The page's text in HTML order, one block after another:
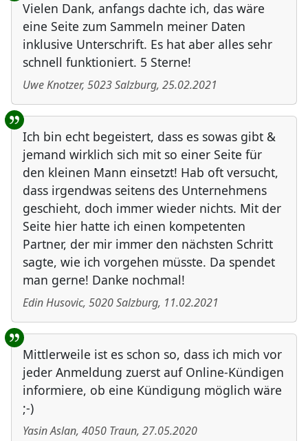
Vielen Dank, anfangs dachte ich, das wäre
eine Seite zum Sammeln meiner Daten
inklusive Unterschrift. Es hat aber alles sehr
schnell funktioniert. 5 Sterne!
Uwe Knotzer, 5023Salzburg, 25.02.2021
Ich bin echt begeistert, dass es sowas gibt &
jemand wirklich sich mit so einer Seite für
den kleinen Mann einsetzt! Hab oft versucht,
dass irgendwas seitens des Unternehmens
geschieht, doch immer wieder nichts. Mit der
Seite hier hatte ich einen kompetenten
Partner, der mir immer den nächsten Schritt
sagte, wie ich vorgehen müsste. Da spendet
man gerne! Danke nochmal!
Edin Husovic, 5020Salzburg, 11.02.2021
Mittlerweile ist es schon so, dass ich mich vor
jeder Anmeldung zuerst auf Online-Kündigen
informiere, ob eine Kündigung möglich wäre
;-)
Yasin Aslan, 4050 Traun, 27.05.2020